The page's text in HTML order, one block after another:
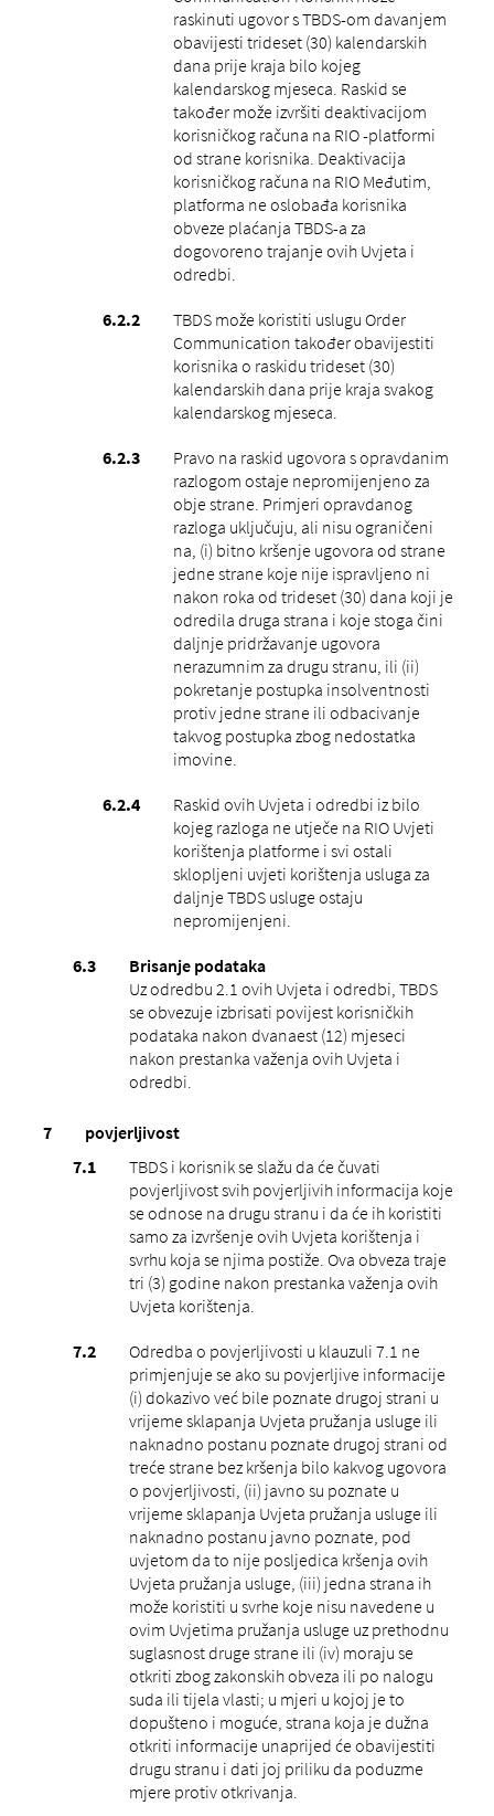
raskinuti ugovor s TBDS-om davanjem
obavijesti trideset (30) kalendarskih
dana prije kraja bilo kojeg
kalendarskog mjeseca. Raskid se
također može izvršiti deaktivacijom
korisničkog računa na RIO -platformi
od strane korisnika. Deaktivacija
korisničkog računa na RIO Međutim,
platforma ne oslobađa korisnika
obveze plaćanja TBDS-a za
dogovoreno trajanje ovih Uvjeta i
odredbi.
TBDS može koristiti uslugu Order
Communication također obavijestiti
korisnika o raskidu trideset (30)
kalendarskih dana prije kraja svakog
kalendarskog mjeseca.
Pravo na raskid ugovora s opravdanim
razlogom ostaje nepromijenjeno za
obje strane. Primjeri opravdanog
razloga uključuju, ali nisu ograničeni
na, (i) bitno kršenje ugovora od strane
jedne strane koje nije ispravljeno ni
nakon roka od trideset (30) dana koji je
odredila druga strana i koje stoga čini
daljnje pridržavanje ugovora
nerazumnim za drugu stranu, ili (ii)
pokretanje postupka insolventnosti
protiv jedne strane ili odbacivanje
takvog postupka zbog nedostatka
imovine.
Raskid ovih Uvjeta i odredbi iz bilo
kojeg razloga ne utječe na RIO Uvjeti
korištenja platforme i svi ostali
sklopljeni uvjeti korištenja usluga za
daljnje TBDS usluge ostaju
nepromijenjeni.
Brisanje podataka
Uz odredbu 2.1 ovih Uvjeta i odredbi, TBDS
se obvezuje izbrisati povijest korisničkih
podataka nakon dvanaest (12) mjeseci
nakon prestanka važenja ovih Uvjeta i
odredbi.
povjerljivost
TBDS i korisnik se slažu da će čuvati
povjerljivost svih povjerljivih informacija koje
se odnose na drugu stranu i da će ih koristiti
samo za izvršenje ovih Uvjeta korištenja i
svrhu koja se njima postiže. Ova obveza traje
tri (3) godine nakon prestanka važenja ovih
Uvjeta korištenja.
Odredba o povjerljivosti u klauzuli 7.1 ne
primjenjuje se ako su povjerljive informacije
(i) dokazivo već bile poznate drugoj strani u
vrijeme sklapanja Uvjeta pružanja usluge ili
naknadno postanu poznate drugoj strani od
treće strane bez kršenja bilo kakvog ugovora
o povjerljivosti, (ii) javno su poznate u
vrijeme sklapanja Uvjeta pružanja usluge ili
naknadno postanu javno poznate, pod
uvjetom da to nije posljedica kršenja ovih
Uvjeta pružanja usluge, (iii) jedna strana ih
može koristiti u svrhe koje nisu navedene u
ovim Uvjetima pružanja usluge uz prethodnu
suglasnost druge strane ili (iv) moraju se
otkriti zbog zakonskih obveza ili po nalogu
suda ili tijela vlasti; u mjeri u kojoj je to
dopušteno i moguće, strana koja je dužna
otkriti informacije unaprijed će obavijestiti
drugu stranu i dati joj priliku da poduzme
mjere protiv otkrivanja.